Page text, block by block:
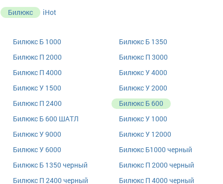
Билюкс iHot
Билюкс Б 1000
Билюкс Б 1350
Билюкс П 2000
Билюкс П 3000
Билюкс П 4000
Билюкс У 4000
Билюкс У 1500
Билюкс У 2000
Билюкс П 2400
Билюкс Б 600
Билюкс Б 600 ШАТЛ
Билюкс У 1000
Билюкс У 9000
Билюкс У 12000
Билюкс У 6000
Билюкс Б1000 черный
Билюкс Б 1350 черный
Билюкс П 2000 черный
Билюкс П 2400 черный
Билюкс П 4000 черный